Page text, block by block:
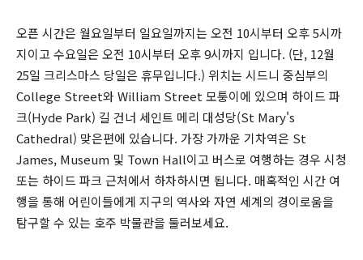
오픈 시간은 월요일부터 일요일까지는 오전 10시부터 오후 5시까
지이고 수요일은 오전 10시부터 오후 9시까지 입니다. (단, 12월
25일 크리스마스 당일은 휴무입니다.) 위치는 시드니 중심부의
College Street와 William Street 모퉁이에 있으며 하이드 파
크(Hyde Park) 길 건너 세인트 메리 대성당(St Mary's
Cathedral) 맞은편에 있습니다. 가장 가까운 기차역은 St
James, Museum 및 Town Hall이고 버스로 여행하는 경우 시청
또는 하이드 파크 근처에서 하차하시면 됩니다. 매혹적인 시간 여
행을 통해 어린이들에게 지구의 역사와 자연 세계의 경이로움을
탐구할 수 있는 호주 박물관을 둘러보세요.